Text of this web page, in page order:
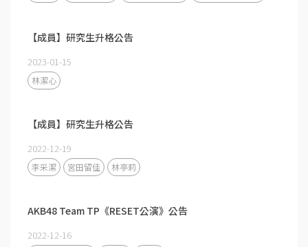
【成員】研究生升格公告
2023-01-15
林潔心
【成員】研究生升格公告
2022-12-19
李采潔 宮田留佳 林亭莉
AKB48 Team TP《RESET公演》公告
2022-12-16